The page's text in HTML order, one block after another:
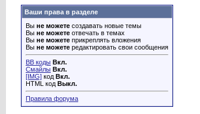
Ваши права в разделе
Вы не можете создавать новые темы
Вы не можете отвечать в темах
Вы не можете прикреплять вложения
Вы не можете редактировать свои сообщения
BB коды Вкл.
Смайлы Вкл.
[IMG] код Вкл.
HTML код Выкл.
Правила форума